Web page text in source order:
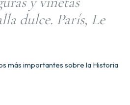
dulce. París, Le
más importantes sobre la Historia